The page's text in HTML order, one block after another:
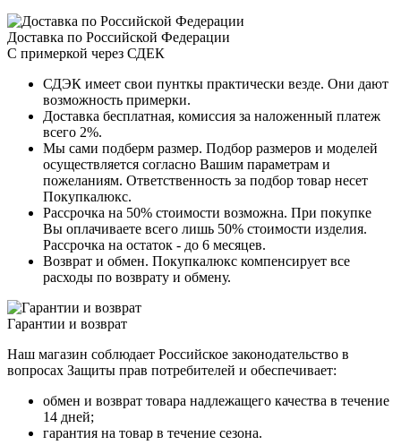
Доставка по Российской Федерации
С примеркой через СДЕК
СДЭК имеет свои пунткы практически везде. Они дают
возможность примерки.
Доставка бесплатная, комиссия за наложенный платеж
всего 2%.
Мы сами подберм размер. Подбор размеров и моделей
осуществляется согласно Вашим параметрам и
пожеланиям. Ответственность за подбор товар несет
Покупкалюкс.
Рассрочка на 50% стоимости возможна. При покупке
Вы оплачиваете всего лишь 50% стоимости изделия.
Рассрочка на остаток - до 6 месяцев.
Возврат и обмен. Покупкалюкс компенсирует все
расходы по возврату и обмену.
Гарантии и возврат
Наш магазин соблюдает Российское законодательство в
вопросах Защиты прав потребителей и обеспечивает:
обмен и возврат товара надлежащего качества в течение
14 дней;
гарантия на товар в течение сезона.